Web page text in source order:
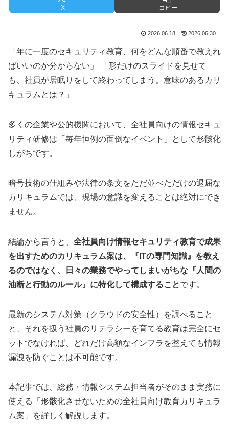
X コピー
2026.06.18 2026.06.30
「年に一度のセキュリティ教育、何をどんな順番で教えれ
ばいいのか分からない」 「形だけのスライドを見せて
も、社員が居眠りをして終わってしまう。意味のあるカリ
キュラムとは？」
多くの企業や公的機関において、全社員向けの情報セキュ
リティ研修は「毎年恒例の面倒なイベント」として形骸化
しがちです。
暗号技術の仕組みや法律の条文をただ並べただけの退屈な
カリキュラムでは、現場の意識を変えることは絶対にでき
ません。
結論から言うと、 全社員向け情報セキュリティ教育で成果
を出すためのカリキュラム案は、『ITの専門知識』を教え
るのではなく、日々の業務でやってしまいがちな『人間の
油断と行動のルール』に特化して構成することです。
最新のシステム対策（クラウドの安全性）を調べること
と、それを扱う社員のリテラシーを育てる教育は完全にセ
ットでなければ、どれだけ高額なインフラを整えても情報
漏洩を防ぐことは不可能です。
本記事では、総務・情報システム担当者がそのまま実務に
使える「形骸化させないための全社員向け教育カリキュラ
ム案」を詳しく解説します。